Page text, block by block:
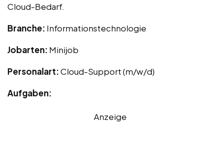
Cloud-Bedarf.
Branche: Informationstechnologie
Jobarten: Minijob
Personalart:Cloud-Support (m/w/d)
Aufgaben:
Anzeige